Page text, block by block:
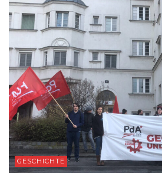
GESCHICHTE